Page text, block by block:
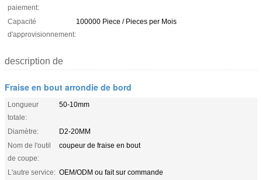
paiement:
Capacité
d'approvisionnement:
100000 Piece / Pieces per Mois
description de
Fraise en bout arrondie de bord
Longueur
totale:
50-10mm
Diamètre:
D2-20MM
Nom de l'outil
de coupe:
coupeur de fraise en bout
L'autre service: OEM/ODM ou fait sur commande